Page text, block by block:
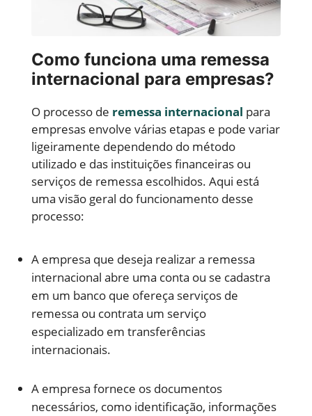
Como funciona uma remessa
internacional para empresas?
O processo de remessa internacional para
empresas envolve várias etapas e pode variar
ligeiramente dependendo do método
utilizado e das instituições financeiras ou
serviços de remessa escolhidos. Aqui está
uma visão geral do funcionamento desse
processo:
A empresa que deseja realizar a remessa
internacional abre uma conta ou se cadastra
em um banco que ofereça serviços de
remessa ou contrata um serviço
especializado em transferências
internacionais.
A empresa fornece os documentos
necessários, como identificação, informações